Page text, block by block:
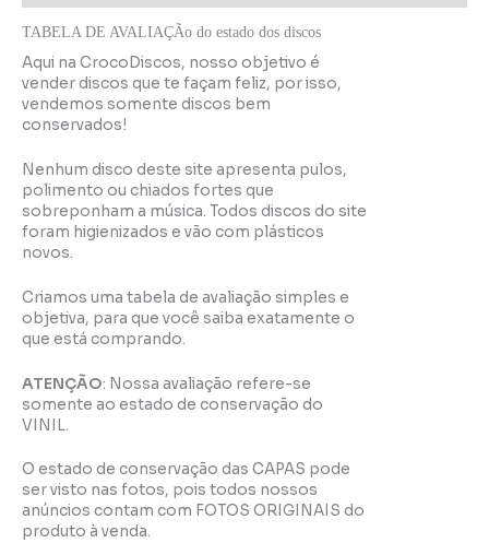
TABELA DE AVALIAÇÃo do estado dos discos
Aqui na CrocoDiscos, nosso objetivo é
vender discos que te façam feliz, por isso,
vendemos somente discos bem
conservados!
Nenhum disco deste site apresenta pulos,
polimento ou chiados fortes que
sobreponham a música. Todos discos do site
foram higienizados e vão com plásticos
novos.
Criamos uma tabela de avaliação simples e
objetiva, para que você saiba exatamente o
que está comprando.
ATENÇÃO: Nossa avaliação refere-se
somente ao estado de conservação do
VINIL.
O estado de conservação das CAPAS pode
ser visto nas fotos, pois todos nossos
anúncios contam com FOTOS ORIGINAIS do
produto à venda.